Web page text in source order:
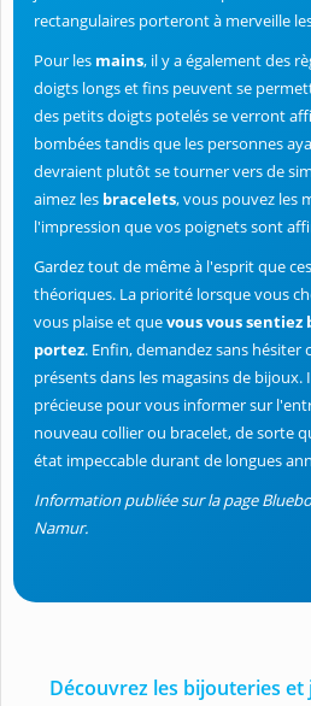
rectangulaires porteront à merveille
Pour les mains, il y a également des
doigts longs et fins peuvent se
des petits doigts potelés se verront
bombées tandis que les personnes
devraient plutôt se tourner vers de
aimez les bracelets, vous pouvez les
l'impression que vos poignets sont
Gardez tout de même à l'esprit que
théoriques. La priorité lorsque vous
vous plaise et quevous vous sentiez
portez. Enfin, demandez sans hésiter
présents dans les magasins de
précieuse pour vous informer sur
nouveau collier ou bracelet, de sorte
état impeccable durant de longues
Information publiée sur la page
Namur.
Découvrez les bijouteries